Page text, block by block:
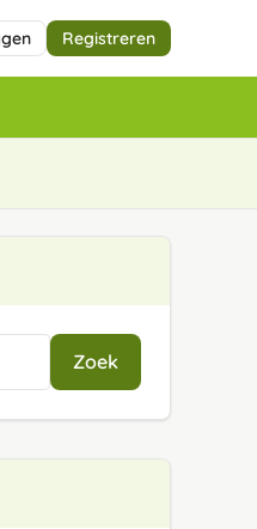
Registreren
Zoek